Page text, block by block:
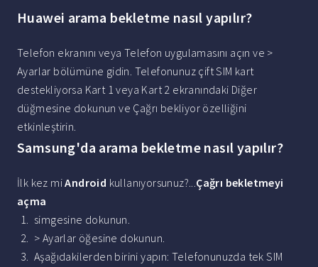
Huawei arama bekletme nasıl yapılır?
Telefon ekranını veya Telefon uygulamasını açın ve >
Ayarlar bölümüne gidin. Telefonunuz çift SIM kart
destekliyorsa Kart 1 veya Kart 2 ekranındaki Diğer
düğmesine dokunun ve Çağrı bekliyor özelliğini
etkinleştirin.
Samsung'da arama bekletme nasıl yapılır?
İlk kez miAndroid kullanıyorsunuz?...Çağrı bekletmeyi
açma
simgesine dokunun.
> Ayarlar öğesine dokunun.
Aşağıdakilerden birini yapın: Telefonunuzda tek SIM